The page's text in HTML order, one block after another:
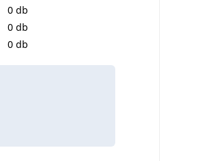
0 db
0 db
0 db